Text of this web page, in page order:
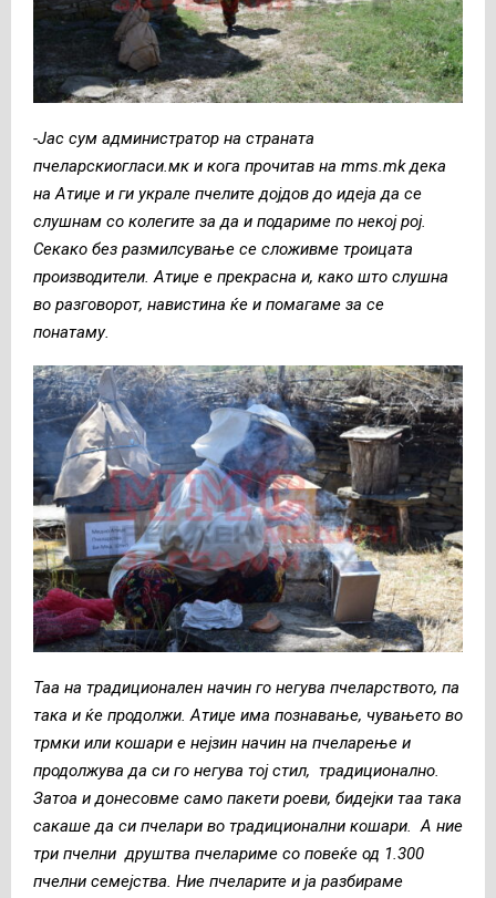
-Јас сум администратор на страната
пчеларскиогласи.мк и кога прочитав на mms.mkдека
на Атиџе и ги украле пчелите дојдов до идеја да се
слушнам со колегите за да и подариме по некој рој.
Секако без размилсување се сложивме троицата
производители. Атиџе е прекрасна и, како што слушна
во разговорот, навистина ќе и помагаме за се
понатаму.
Таа на традиционален начин го негува пчеларството, па
така и ќе продолжи. Атиџе има познавање, чувањето во
трмки или кошари е нејзин начин на пчеларење и
продолжува да си го негува тој стил, традиционално.
Затоа и донесовме само пакети роеви, бидејки таа така
сакаше да си пчелари во традиционални кошари. А ние
три пчелни друштва пчелариме со повеќе од 1.300
пчелни семејства. Ние пчеларите и ја разбираме